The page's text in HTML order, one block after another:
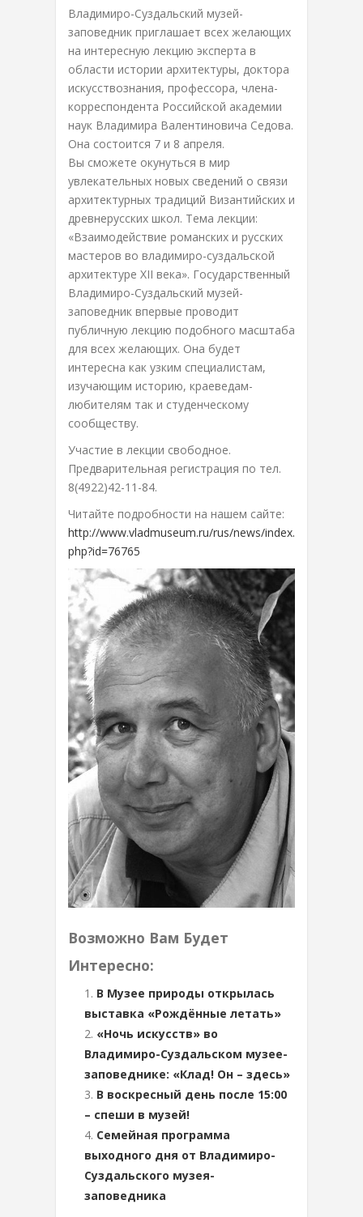
Владимиро-Суздальский музей-
заповедник приглашает всех желающих
на интересную лекцию эксперта в
области истории архитектуры, доктора
искусствознания, профессора, члена-
корреспондента Российской академии
наук Владимира Валентиновича Седова.
Она состоится 7 и 8 апреля.
Вы сможете окунуться в мир
увлекательных новых сведений о связи
архитектурных традиций Византийских и
древнерусских школ. Тема лекции:
«Взаимодействие романских и русских
мастеров во владимиро-суздальской
архитектуре XII века». Государственный
Владимиро-Суздальский музей-
заповедник впервые проводит
публичную лекцию подобного масштаба
для всех желающих. Она будет
интересна как узким специалистам,
изучающим историю, краеведам-
любителям так и студенческому
сообществу.
Участие в лекции свободное.
Предварительная регистрация по тел.
8(4922)42-11-84.
Читайте подробности на нашем сайте:
http://www.vladmuseum.ru/rus/news/index.
php?id=76765
Возможно Вам Будет
Интересно:
В Музее природы открылась
выставка «Рождённые летать»
«Ночь искусств» во
Владимиро-Суздальском музее-
заповеднике: «Клад! Он – здесь»
В воскресный день после 15:00
– спеши в музей!
Семейная программа
выходного дня от Владимиро-
Суздальского музея-
заповедника